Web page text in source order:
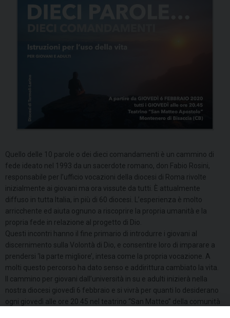
Quello delle 10 parole o dei dieci comandamenti è un cammino di
fede ideato nel 1993 da un sacerdote romano, don Fabio Rosini,
responsabile per l’ufficio vocazioni della diocesi di Roma rivolte
inizialmente ai giovani ma ora vissute da tutti. È attualmente
diffuso in tutta Italia, in più di 60 diocesi. L’esperienza è molto
arricchente ed aiuta ognuno a riscoprire la propria umanità e la
propria fede in relazione al progetto di Dio.
Questi incontri hanno il fine primario di introdurre i giovani al
discernimento sulla Volontà di Dio, e consentire loro di imparare a
prendersi ‘la parte migliore’, intesa come la propria vocazione. A
molti questo percorso ha dato senso e addirittura cambiato la vita.
Il cammino per giovani dall’università in su e adulti inizierà nella
nostra diocesi giovedì 6 febbraio e si vivrà per quanti lo desiderano
ogni giovedì alle ore 20.45 nel teatrino “San Matteo” della comunità